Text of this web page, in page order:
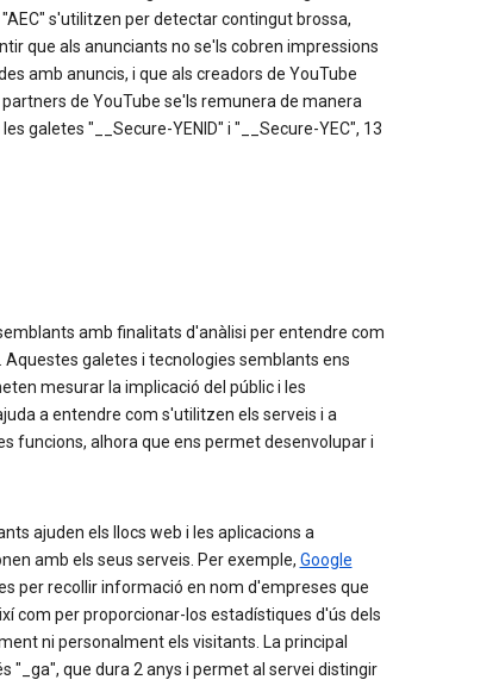
s'utilitzen per detectar contingut brossa,
que als anunciants no se'ls cobren impressions
amb anuncis, i que als creadors de YouTube
de YouTube se'ls remunera de manera
galetes "__Secure-YENID" i "__Secure-YEC", 13
amb finalitats d'anàlisi per entendre com
galetes i tecnologies semblants ens
mesurar la implicació del públic i les
a entendre com s'utilitzen els serveis i a
funcions, alhora que ens permet desenvolupar i
ajuden els llocs web i les aplicacions a
amb els seus serveis. Per exemple, Google
per recollir informació en nom d'empreses que
com per proporcionar-los estadístiques d'ús dels
ni personalment els visitants. La principal
"_ga", que dura 2 anys i permet al servei distingir